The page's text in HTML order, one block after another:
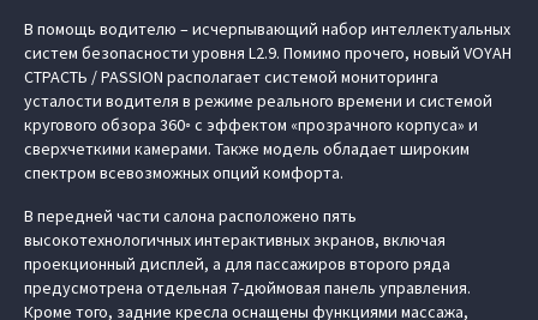
В помощь водителю – исчерпывающий набор интеллектуальных
систем безопасности уровня L2.9. Помимо прочего, новый VOYAH
СТРАСТЬ / PASSION располагает системой мониторинга
усталости водителя в режиме реального времени и системой
кругового обзора 360◦ c эффектом «прозрачного корпуса» и
сверхчеткими камерами. Также модель обладает широким
спектром всевозможных опций комфорта.
В передней части салона расположено пять
высокотехнологичных интерактивных экранов, включая
проекционный дисплей, а для пассажиров второго ряда
предусмотрена отдельная 7-дюймовая панель управления.
Кроме того, задние кресла оснащены функциями массажа,